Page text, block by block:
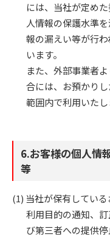
には、当社が定め
人情報の保護水準
報の漏えい等が行
います。
また、外部事業者
合には、お預かり
範囲内で利用いたし
6.お客様の個人情
等
当社が保有している
利用目的の通知、
び第三者への提供